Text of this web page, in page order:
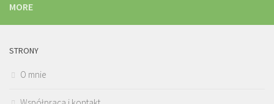
MORE
STRONY
O mnie